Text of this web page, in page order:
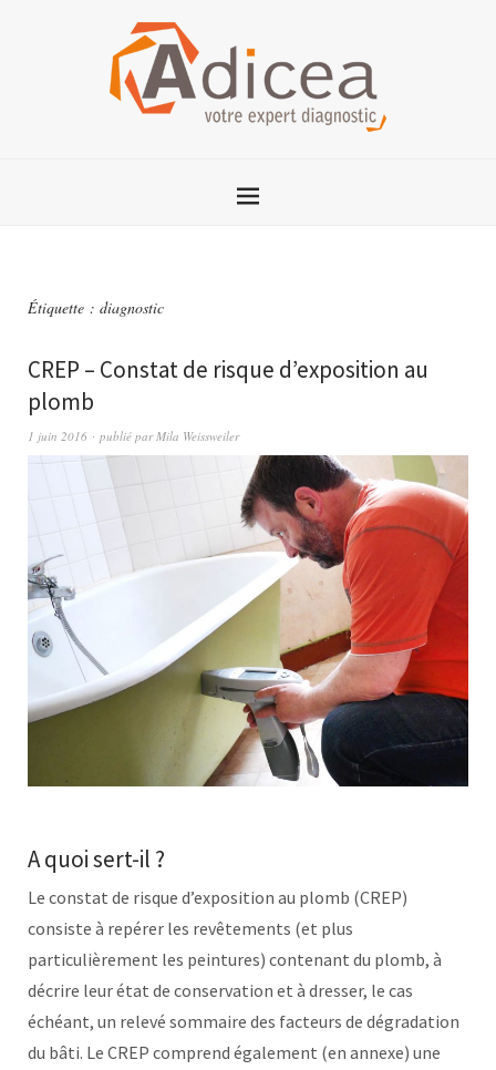
Étiquette : diagnostic
CREP – Constat de risque d’exposition au
plomb
1 juin 2016 publié parMila Weissweiler
A quoi sert-il ?
Le constat de risque d’exposition au plomb (CREP)
consiste à repérer les revêtements (et plus
particulièrement les peintures) contenant du plomb, à
décrire leur état de conservation et à dresser, le cas
échéant, un relevé sommaire des facteurs de dégradation
du bâti. Le CREP comprend également (en annexe) une